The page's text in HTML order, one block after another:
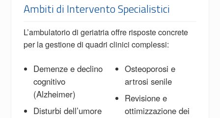
Ambiti di Intervento Specialistici
L’ambulatorio di geriatria offre risposte concrete
per la gestione di quadri clinici complessi:
Demenze e declino
cognitivo
(Alzheimer)
Disturbi dell’umore
Osteoporosi e
artrosi senile
Revisione e
ottimizzazione dei